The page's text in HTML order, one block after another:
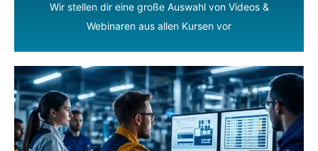
Wir stellen dir eine große Auswahl von Videos &
Webinaren aus allen Kursen vor